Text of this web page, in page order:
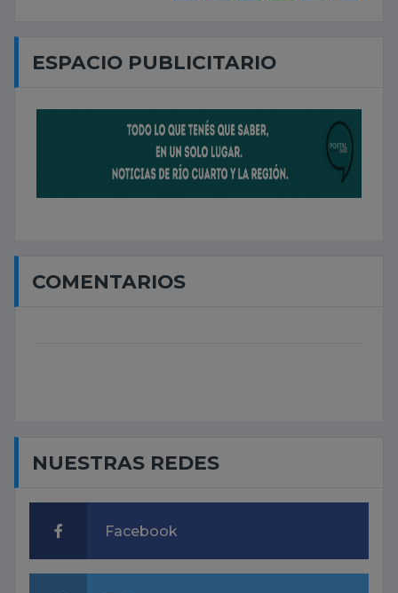
ESPACIO PUBLICITARIO
COMENTARIOS
NUESTRAS REDES
Facebook